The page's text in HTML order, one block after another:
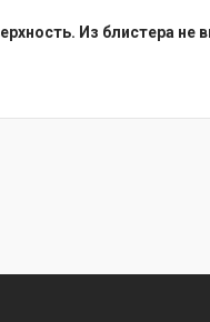
Из блистера